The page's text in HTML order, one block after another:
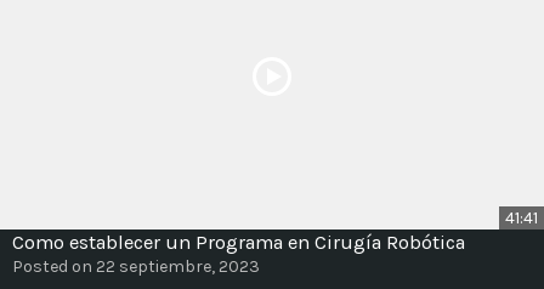
41:41
Como establecer un Programa en Cirugía Robótica
Posted on 22 septiembre, 2023